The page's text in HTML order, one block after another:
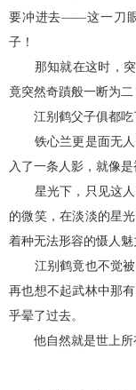
要冲进去——这一刀
子！
那知就在这时，突
竟突然奇蹟般一断为二
江别鹤父子俱都吃
铁心兰更是面无人
入了一条人影，就像
星光下，只见这人
的微笑，在淡淡的星
着种无法形容的慑人魅
江别鹤竟也不觉被
再也想不起武林中那
乎晕了过去。
他自然就是世上所